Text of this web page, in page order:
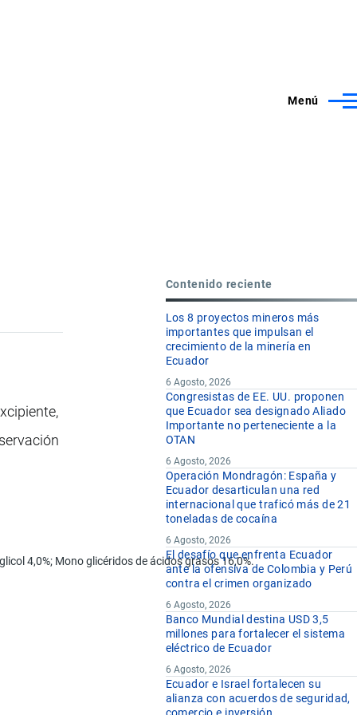
Menú
4,0%; Mono glicéridos de ácidos grasos 16,0%.
Contenido reciente
Los 8 proyectos mineros más
importantes que impulsan el
crecimiento de la minería en
Ecuador
6 Agosto, 2026
Congresistas de EE. UU. proponen
que Ecuador sea designado Aliado
Importante no perteneciente a la
OTAN
6 Agosto, 2026
Operación Mondragón: España y
Ecuador desarticulan una red
internacional que traficó más de 21
toneladas de cocaína
6 Agosto, 2026
El desafío que enfrenta Ecuador
ante la ofensiva de Colombia y Perú
contra el crimen organizado
6 Agosto, 2026
Banco Mundial destina USD 3,5
millones para fortalecer el sistema
eléctrico de Ecuador
6 Agosto, 2026
Ecuador e Israel fortalecen su
alianza con acuerdos de seguridad,